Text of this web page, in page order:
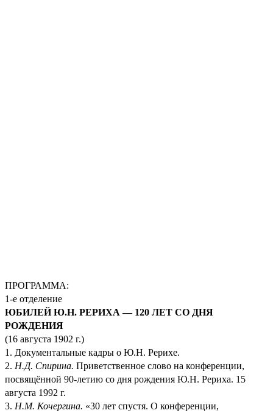
ПРОГРАММА:
1-е отделение
ЮБИЛЕЙ Ю.Н. РЕРИХА — 120 ЛЕТ СО ДНЯ
РОЖДЕНИЯ
(16 августа 1902 г.)
1. Документальные кадры о Ю.Н. Рерихе.
2. Н.Д. Спирина. Приветственное слово на конференции,
посвящённой 90-летию со дня рождения Ю.Н. Рериха. 15
августа 1992 г.
3. Н.М. Кочергина. «30 лет спустя. О конференции,